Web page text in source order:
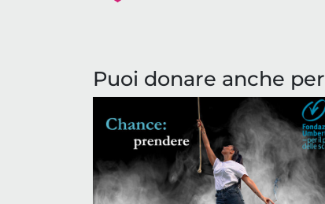
Puoi donare anche per